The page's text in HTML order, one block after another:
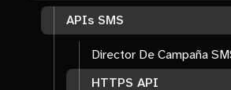
APIs SMS
Director De Campaña
HTTPS API